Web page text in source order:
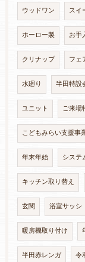
ウッドワン スイ
ホーロー製 お手
クリナップ フェ
水廻り 半田特設
ユニット ご来場
こどもみらい支援事
年末年始 システ
キッチン取り替え
玄関 浴室サッシ
暖房機取り付け
半田赤レンガ 令